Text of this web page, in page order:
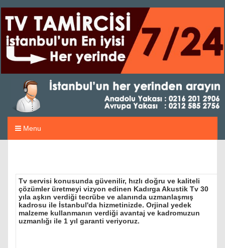
Menu
Tv servisi konusunda güvenilir, hızlı doğru ve kaliteli
çözümler üretmeyi vizyon edinen Kadırga Akustik Tv 30
yıla aşkın verdiği tecrübe ve alanında uzmanlaşmış
kadrosu ile İstanbul'da hizmetinizde. Orjinal yedek
malzeme kullanmanın verdiği avantaj ve kadromuzun
uzmanlığı ile 1 yıl garanti veriyoruz.